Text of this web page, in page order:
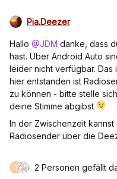
Pia.Deezer
Hallo @JDM danke, dass
hast. Über Android Auto
leider nicht verfügbar. Das
hier entstanden ist
zu können - bitte stelle
deine Stimme abgibst
In der Zwischenzeit
Radiosender über die
S 2 Personen gefällt